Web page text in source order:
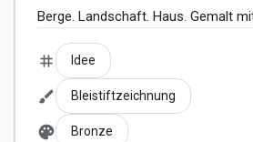
Berge. Landschaft. Haus. Gemalt
tag Idee
brush Bleistiftzeichnung
palette Bronze